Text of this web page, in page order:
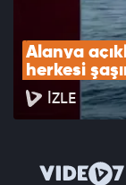
Alanya
herkesi
İZLE